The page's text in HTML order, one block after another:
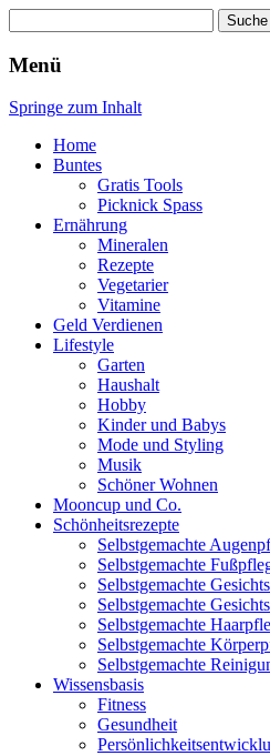
Pinkies
nach:
Menü
Springe zum Inhalt
Home
Buntes
Gratis Tools
Picknick Spass
Ernährung
Mineralen
Rezepte
Vegetarier
Vitamine
Geld Verdienen
Lifestyle
Garten
Haushalt
Hobby
Kinder und Babys
Mode und Styling
Musik
Schöner Wohnen
Mooncup und Co.
Schönheitsrezepte
Selbstgemachte
Selbstgemachte
Selbstgemachte
Selbstgemachte
Selbstgemachte
Selbstgemachte
Selbstgemachte
Wissensbasis
Fitness
Gesundheit